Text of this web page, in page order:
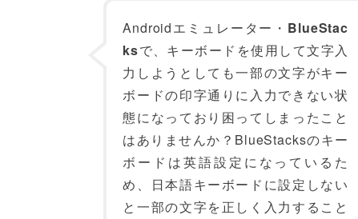
Androidエミュレーター・ BlueStac
ksで、キーボードを使用して文字入
力しようとしても一部の文字がキー
ボードの印字通りに入力できない状
態になっており困ってしまったこと
はありませんか？BlueStacksのキー
ボードは英語設定になっているた
め、日本語キーボードに設定しない
と一部の文字を正しく入力すること